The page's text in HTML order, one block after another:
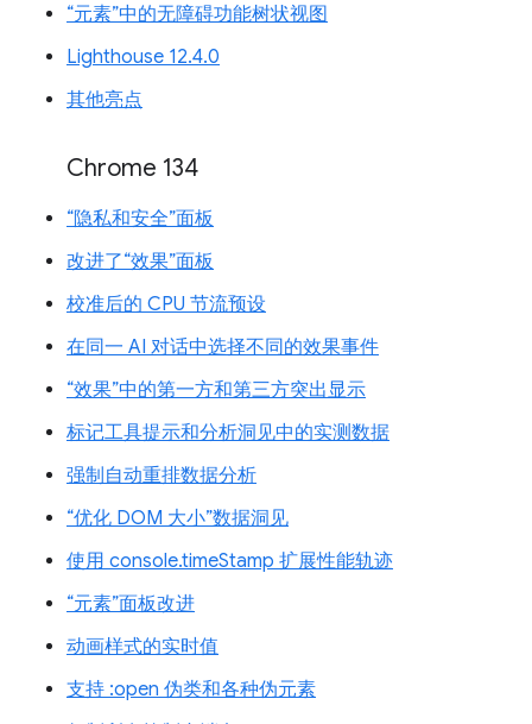
“元素”中的无障碍功能树状视图
Lighthouse 12.4.0
其他亮点
Chrome 134
“隐私和安全”面板
改进了“效果”面板
校准后的 CPU 节流预设
在同一 AI 对话中选择不同的效果事件
“效果”中的第一方和第三方突出显示
标记工具提示和分析洞见中的实测数据
强制自动重排数据分析
“优化 DOM 大小”数据洞见
使用 console.timeStamp 扩展性能轨迹
“元素”面板改进
动画样式的实时值
支持 :open 伪类和各种伪元素